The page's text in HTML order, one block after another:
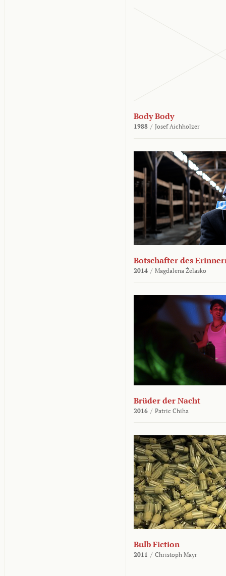
Body Body
1988 / Josef Aichholzer
Botschafter des
2014 / Magdalena Żelasko
Brüder der Nacht
2016 / Patric Chiha
Bulb Fiction
2011 / Christoph Mayr